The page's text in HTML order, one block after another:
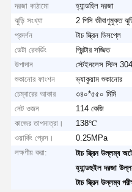
দরজা কাঠামো
হ্যান্ডহিল দরজা
ঝুড়ি সংখ্যা
2 পিসি জীবাণুমুক্ত
প্রদর্শন
টাচ স্ক্রিন ডিসপ্লে
ডেটা রেকর্ডিং
প্রিন্টার সজ্জিত
উপাদান
স্টেইনলেস স্টিল 304
শুকানোর ফাংশন
ভ্যাকুয়াম শুকানোর
চেম্বারের আকার
৩৪০*৫৫০ মিমি
নেট ওজন
114 কেজি
কাজের তাপমাত্রা।
138℃
ওয়ার্কিং প্রেস।
0.25MPa
লক্ষণীয় করা:
টাচ স্ক্রিন উল্লম্ব
হ্যান্ডহুইল দরজা
টাচ স্ক্রিন উল্লম্ব